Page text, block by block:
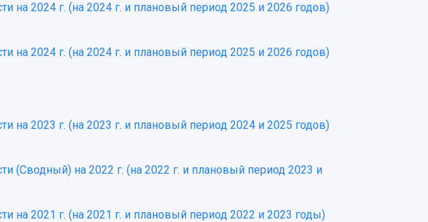
на 2024 г. (на 2024 г. и плановый период 2025 и 2026 годов)
на 2024 г. (на 2024 г. и плановый период 2025 и 2026 годов)
на 2023 г. (на 2023 г. и плановый период 2024 и 2025 годов)
(Сводный) на 2022 г. (на 2022 г. и плановый период 2023 и
на 2021 г. (на 2021 г. и плановый период 2022 и 2023 годы)